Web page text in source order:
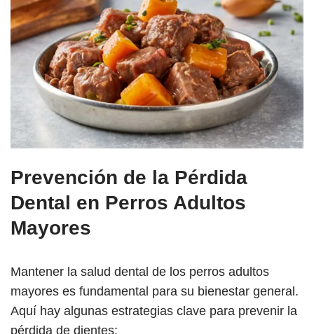
Prevención de la Pérdida
Dental en Perros Adultos
Mayores
Mantener la salud dental de los perros adultos
mayores es fundamental para su bienestar general.
Aquí hay algunas estrategias clave para prevenir la
pérdida de dientes: